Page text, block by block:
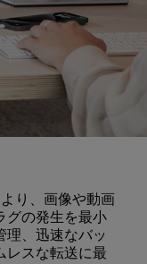
り、画像や動画
グの発生を最小
理、迅速なバッ
レスな転送に最